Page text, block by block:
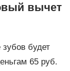
вычет
будет
65 руб.